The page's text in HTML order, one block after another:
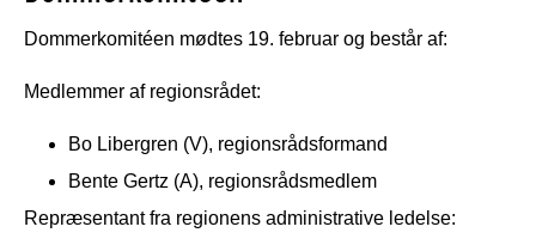
Dommerkomitéen mødtes 19. februar og består af:
Medlemmer af regionsrådet:
Bo Libergren (V), regionsrådsformand
Bente Gertz (A), regionsrådsmedlem
Repræsentant fra regionens administrative ledelse: